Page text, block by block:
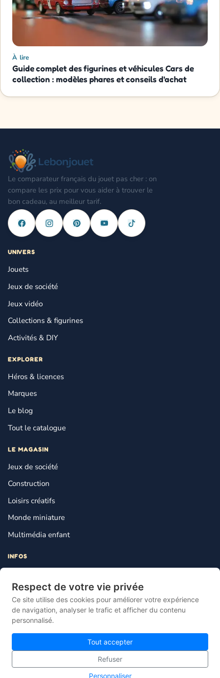
Respect de votre vie privée
Ce site utilise des cookies pour améliorer votre expérience
de navigation, analyser le trafic et afficher du contenu
personnalisé.
Tout accepter
Refuser
Personnaliser
À lire
Guide complet des figurines et véhicules Cars de
collection : modèles phares et conseils d'achat
Le comparateur français du jouet pas cher : on
compare les prix pour vous aider à trouver le
bon cadeau, au meilleur tarif.
UNIVERS
Jouets
Jeux de société
Jeux vidéo
Collections & figurines
Activités & DIY
EXPLORER
Héros & licences
Marques
Le blog
Tout le catalogue
LE MAGASIN
Jeux de société
Construction
Loisirs créatifs
Monde miniature
Multimédia enfant
INFOS
Mentions légales
Plan du site
Gestion des cookies
© 2026 Lebonjouet — Le comparateur français du jouet pas cher.